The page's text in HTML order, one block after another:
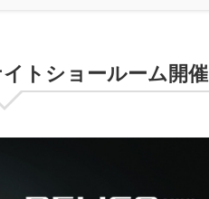
トショールーム開催